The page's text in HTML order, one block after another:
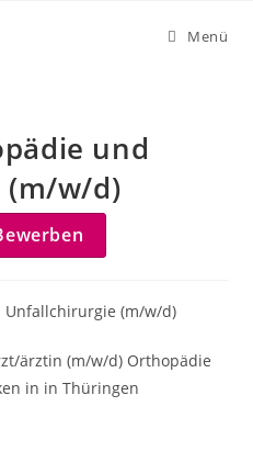
Menü
und
(m/w/d)
(m/w/d)
ärztin (m/w/d) Orthopädie
in in Thüringen